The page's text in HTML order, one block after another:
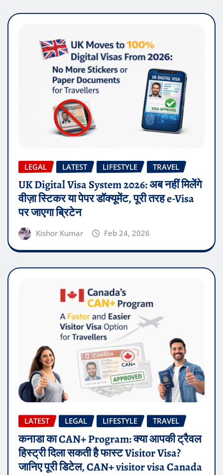
LEGAL LATEST LIFESTYLE TRAVEL
UK Digital Visa System 2026: अब नहीं मिलेंगे
वीज़ा स्टिकर या पेपर डॉक्यूमेंट, पूरी तरह e-Visa
पर जाएगा ब्रिटेन
Kishor Kumar Feb 24, 2026
LATEST LEGAL LIFESTYLE TRAVEL
कनाडा का CAN+ Program: क्या आपकी ट्रैवल
हिस्ट्री दिला सकती है फास्ट Visitor Visa?
जानिए पूरी डिटेल, CAN+ visitor visa Canada